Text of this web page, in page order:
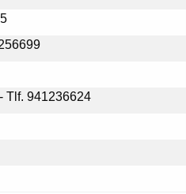
Tlf. 941236624